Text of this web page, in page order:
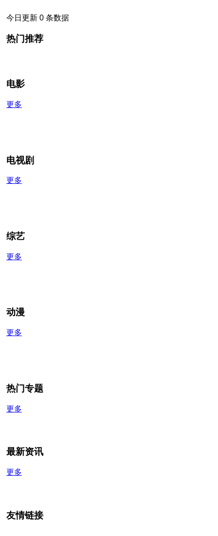
今日更新 0 条数据
热门推荐
电影
更多
电视剧
更多
综艺
更多
动漫
更多
热门专题
更多
最新资讯
更多
友情链接